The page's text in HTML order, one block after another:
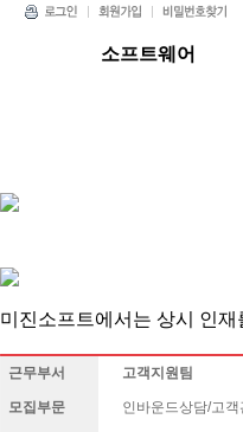
소프트웨어
미진소프트에서는 상시 인
근무부서 고객지원팀
모집부문 인바운드상담/고객